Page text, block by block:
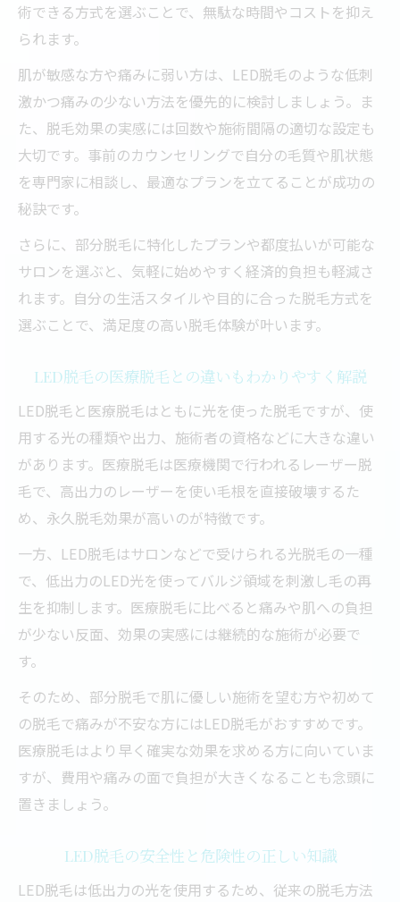
術できる方式を選ぶことで、無駄な時間やコストを抑え
られます。
肌が敏感な方や痛みに弱い方は、LED脱毛のような低刺
激かつ痛みの少ない方法を優先的に検討しましょう。ま
た、脱毛効果の実感には回数や施術間隔の適切な設定も
大切です。事前のカウンセリングで自分の毛質や肌状態
を専門家に相談し、最適なプランを立てることが成功の
秘訣です。
さらに、部分脱毛に特化したプランや都度払いが可能な
サロンを選ぶと、気軽に始めやすく経済的負担も軽減さ
れます。自分の生活スタイルや目的に合った脱毛方式を
選ぶことで、満足度の高い脱毛体験が叶います。
LED脱毛の医療脱毛との違いもわかりやすく解説
LED脱毛と医療脱毛はともに光を使った脱毛ですが、使
用する光の種類や出力、施術者の資格などに大きな違い
があります。医療脱毛は医療機関で行われるレーザー脱
毛で、高出力のレーザーを使い毛根を直接破壊するた
め、永久脱毛効果が高いのが特徴です。
一方、LED脱毛はサロンなどで受けられる光脱毛の一種
で、低出力のLED光を使ってバルジ領域を刺激し毛の再
生を抑制します。医療脱毛に比べると痛みや肌への負担
が少ない反面、効果の実感には継続的な施術が必要で
す。
そのため、部分脱毛で肌に優しい施術を望む方や初めて
の脱毛で痛みが不安な方にはLED脱毛がおすすめです。
医療脱毛はより早く確実な効果を求める方に向いていま
すが、費用や痛みの面で負担が大きくなることも念頭に
置きましょう。
LED脱毛の安全性と危険性の正しい知識
LED脱毛は低出力の光を使用するため、従来の脱毛方法